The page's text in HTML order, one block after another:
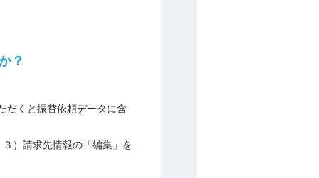
？
だくと振替依頼データに含
）請求先情報の「編集」を